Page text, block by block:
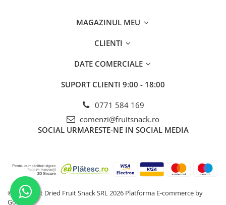
MAGAZINUL MEU
CLIENTI
DATE COMERCIALE
SUPORT CLIENTI 9:00 - 18:00
0771 584 169
comenzi@fruitsnack.ro
SOCIAL URMARESTE-NE IN SOCIAL MEDIA
©Copyright Dried Fruit Snack SRL 2026 Platforma E-commerce by
Gomag